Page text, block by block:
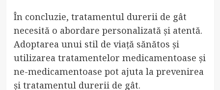
În concluzie, tratamentul durerii de gât
necesită o abordare personalizată și atentă.
Adoptarea unui stil de viață sănătos și
utilizarea tratamentelor medicamentoase și
ne-medicamentoase pot ajuta la prevenirea
și tratamentul durerii de gât.